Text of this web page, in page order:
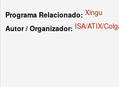
Programa Relacionado: Xingu
Autor / Organizador: ISA/ATIX/